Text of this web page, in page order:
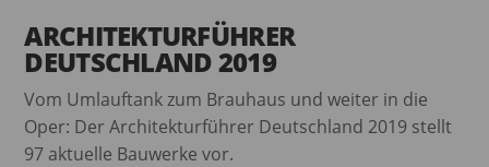
ARCHITEKTURFÜHRER
DEUTSCHLAND 2019
Vom Umlauftank zum Brauhaus und weiter in die
Oper: Der Architekturführer Deutschland 2019 stellt
97 aktuelle Bauwerke vor.